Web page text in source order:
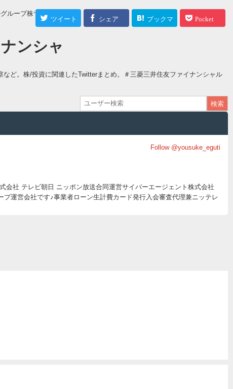
ループ株ツイートま
ツイート シェア ブックマ Pocket
ンシャ
ど。株/投資に関連したTwitterまとめ。＃三菱三井住友ファイナンシャル
Follow @yousuke_eguti
社 テレビ朝日 ニッポン放送合同運営サイバーエージェント株式会社
運営会社です♪事業者ローン生計費カード発行入会審査代理兼ニッテレ